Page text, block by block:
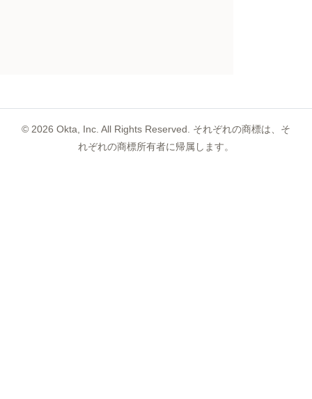
© 2026 Okta, Inc. All Rights Reserved. それぞれの商標は、そ
れぞれの商標所有者に帰属します。